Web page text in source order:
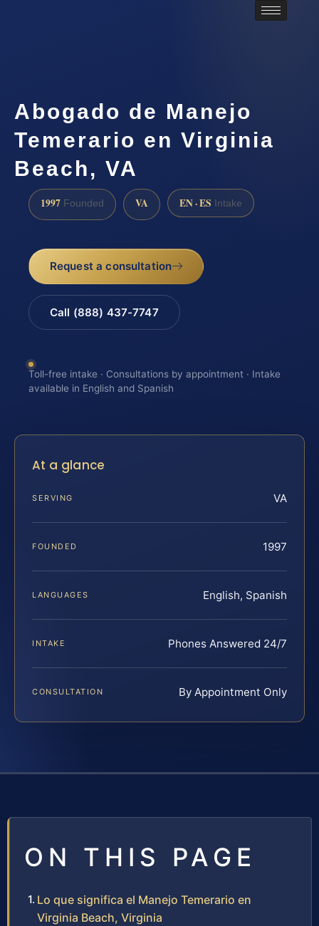
Abogado de Manejo
Temerario en Virginia
Beach, VA
1997 Founded VA EN · ES Intake
Request a consultation
Call (888) 437-7747
Toll-free intake · Consultations by appointment · Intake
available in English and Spanish
At a glance
SERVING VA
FOUNDED 1997
LANGUAGES English, Spanish
INTAKE Phones Answered 24/7
CONSULTATION By Appointment Only
ON THIS PAGE
Lo que significa el Manejo Temerario en
Virginia Beach, Virginia